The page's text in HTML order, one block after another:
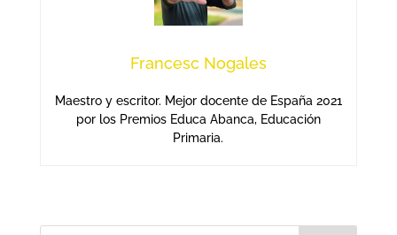
Francesc Nogales
Maestro y escritor. Mejor docente de España 2021
por los Premios Educa Abanca, Educación
Primaria.